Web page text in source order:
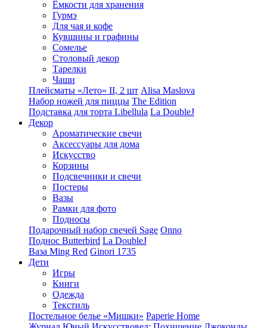
Ëмкости для хранения
Гурмэ
Для чая и кофе
Кувшины и графины
Сомелье
Столовый декор
Тарелки
Чаши
Плейсматы «Лето» II, 2 шт Alisa Maslova
Набор ножей для пиццы The Edition
Подставка для торта Libellula La DoubleJ
Декор
Ароматические свечи
Аксессуары для дома
Искусство
Корзины
Подсвечники и свечи
Постеры
Вазы
Рамки для фото
Подносы
Подарочный набор свечей Sage Onno
Поднос Butterbird La DoubleJ
Ваза Ming Red Ginori 1735
Дети
Игры
Книги
Одежда
Текстиль
Постельное белье «Мишки» Paperie Home